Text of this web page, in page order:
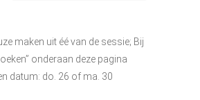
maken uit éé van de sessie; Bij
onderaan deze pagina
datum: do. 26 of ma. 30